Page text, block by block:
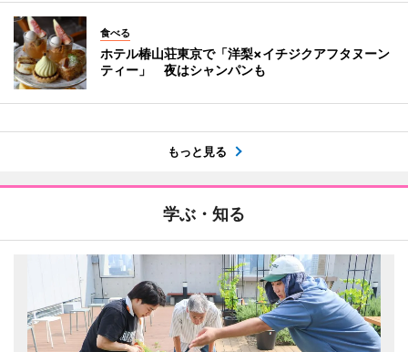
食べる
ホテル椿山荘東京で「洋梨×イチジクアフタヌーン
ティー」 夜はシャンパンも
もっと見る
学ぶ・知る